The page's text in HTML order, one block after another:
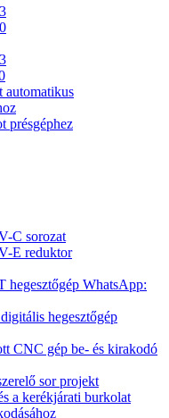
automatikus
présgéphez
C sorozat
E reduktor
WhatsApp:
hegesztőgép
CNC gép be- és kirakodó
sor projekt
a kerékjárati burkolat